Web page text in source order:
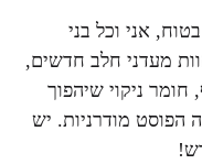
אני וכל בני
מעדני חלב חדשים,
ניקוי שיהפוך
מודרניות. יש